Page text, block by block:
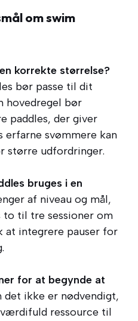
om swim
korrekte størrelse?
bør passe til dit
hovedregel bør
paddles, der giver
erfarne svømmere kan
større udfordringer.
bruges i en
af niveau og mål,
to til tre sessioner om
at integrere pauser for
for at begynde at
det ikke er nødvendigt,
ressource til